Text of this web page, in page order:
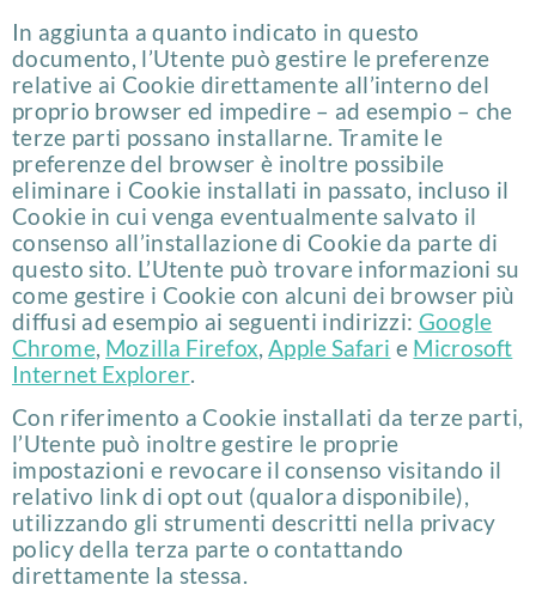
In aggiunta a quanto indicato in questo
documento, l’Utente può gestire le preferenze
relative ai Cookie direttamente all’interno del
proprio browser ed impedire – ad esempio – che
terze parti possano installarne. Tramite le
preferenze del browser è inoltre possibile
eliminare i Cookie installati in passato, incluso il
Cookie in cui venga eventualmente salvato il
consenso all’installazione di Cookie da parte di
questo sito. L’Utente può trovare informazioni su
come gestire i Cookie con alcuni dei browser più
diffusi ad esempio ai seguenti indirizzi: Google
Chrome, Mozilla Firefox,Apple Safari e Microsoft
Internet Explorer.
Con riferimento a Cookie installati da terze parti,
l’Utente può inoltre gestire le proprie
impostazioni e revocare il consenso visitando il
relativo link di opt out (qualora disponibile),
utilizzando gli strumenti descritti nella privacy
policy della terza parte o contattando
direttamente la stessa.